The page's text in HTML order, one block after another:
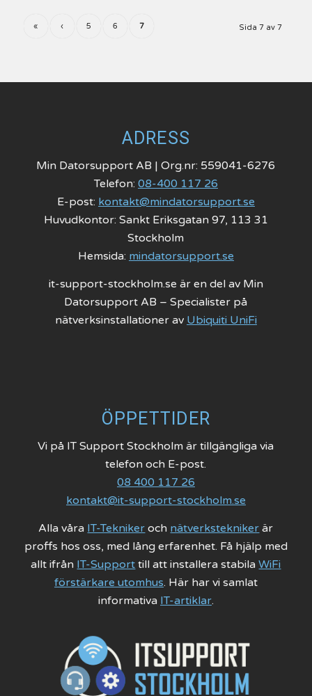
Sida 7 av 7
« ‹ 5 6 7
ADRESS
Min Datorsupport AB | Org.nr: 559041-6276
Telefon: 08-400 117 26
E-post: kontakt@mindatorsupport.se
Huvudkontor: Sankt Eriksgatan 97, 113 31
Stockholm
Hemsida: mindatorsupport.se
it-support-stockholm.se är en del av Min
Datorsupport AB – Specialister på
nätverksinstallationer av Ubiquiti UniFi
ÖPPETTIDER
Vi på IT Support Stockholm är tillgängliga via
telefon och E-post.
08 400 117 26
kontakt@it-support-stockholm.se
Alla våra IT-Tekniker och nätverkstekniker är
proffs hos oss, med lång erfarenhet. Få hjälp med
allt ifrån IT-Support till att installera stabilaWiFi
förstärkare utomhus. Här har vi samlat
informativa IT-artiklar.